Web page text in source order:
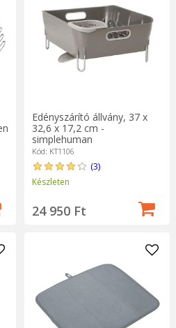
Edényszárító állvány, 37 x
32,6 x 17,2 cm -
simplehuman
Kód: KT1106
(3)
Készleten
24 950 Ft